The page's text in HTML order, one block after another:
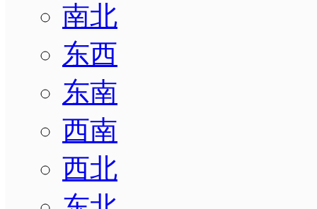
南北
东西
东南
西南
西北